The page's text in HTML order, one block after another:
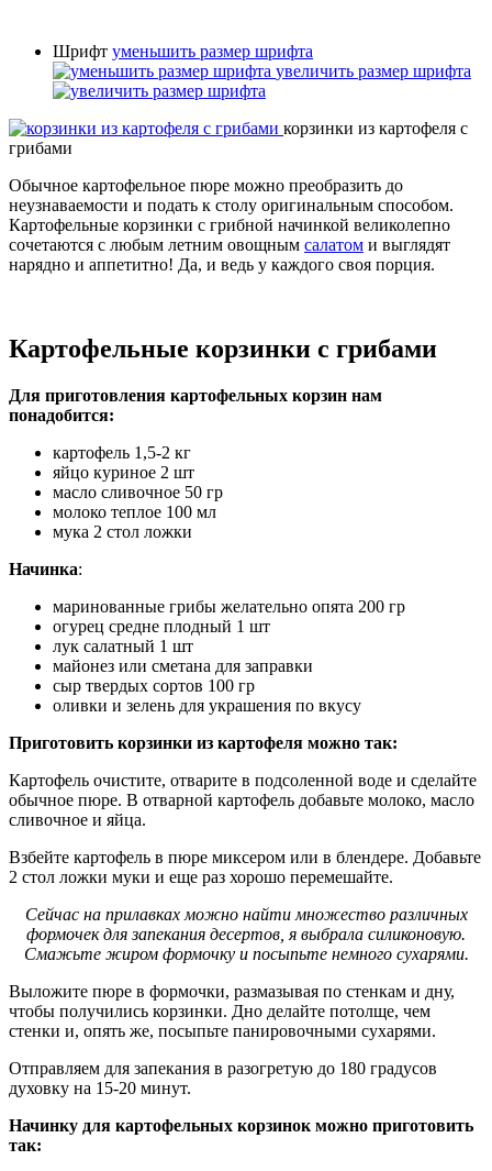
Шрифт уменьшить размер шрифта
увеличить размер шрифта
корзинки из картофеля с
грибами
Обычное картофельное пюре можно преобразить до
неузнаваемости и подать к столу оригинальным способом.
Картофельные корзинки с грибной начинкой великолепно
сочетаются с любым летним овощным салатом и выглядят
нарядно и аппетитно! Да, и ведь у каждого своя порция.
Картофельные корзинки с грибами
Для приготовления картофельных корзин нам
понадобится:
картофель 1,5-2 кг
яйцо куриное 2 шт
масло сливочное 50 гр
молоко теплое 100 мл
мука 2 стол ложки
Начинка:
маринованные грибы желательно опята 200 гр
огурец средне плодный 1 шт
лук салатный 1 шт
майонез или сметана для заправки
сыр твердых сортов 100 гр
оливки и зелень для украшения по вкусу
Приготовить корзинки из картофеля можно так:
Картофель очистите, отварите в подсоленной воде и сделайте
обычное пюре. В отварной картофель добавьте молоко, масло
сливочное и яйца.
Взбейте картофель в пюре миксером или в блендере. Добавьте
2 стол ложки муки и еще раз хорошо перемешайте.
Сейчас на прилавках можно найти множество различных
формочек для запекания десертов, я выбрала силиконовую.
Смажьте жиром формочку и посыпьте немного сухарями.
Выложите пюре в формочки, размазывая по стенкам и дну,
чтобы получились корзинки. Дно делайте потолще, чем
стенки и, опять же, посыпьте панировочными сухарями.
Отправляем для запекания в разогретую до 180 градусов
духовку на 15-20 минут.
Начинку для картофельных корзинок можно приготовить
так: